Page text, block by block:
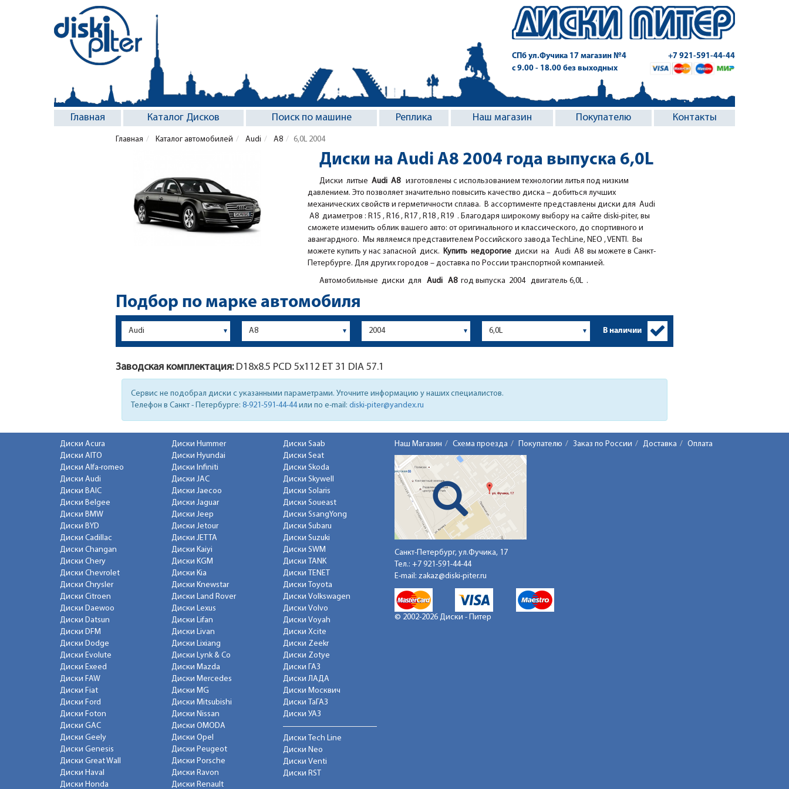
СПб ул.Фучика 17магазин №4
+7 921-591-44-44
с 9.00 - 18.00 без выходных
Главная Каталог Дисков Поиск по машине Реплика Наш магазин Покупателю Контакты
Главная Каталог автомобилей Audi A8 6,0L 2004
Диски на Audi A8 2004 года выпуска 6,0L
Диски литые Audi A8 изготовлены с использованием технологии литья под низким
давлением. Это позволяет значительно повысить качество диска – добиться лучших
механических свойств и герметичности сплава. В ассортименте представлены диски для Audi
A8 диаметров : R15 , R16 , R17 , R18 , R19 . Благодаря широкому выбору на сайте diski-piter, вы
сможете изменить облик вашего авто: от оригинального и классического, до спортивного и
авангардного. Мы являемся представителем Российского завода TechLine, NEO , VENTI. Вы
можете купить у нас запасной диск. Купить недорогие диски на Audi A8 вы можете в Санкт-
Петербурге. Для других городов – доставка по России транспортной компанией.
Автомобильные диски для
Audi A8год выпуска 2004 двигатель 6,0L .
Подбор по марке автомобиля
В наличии
Заводская комплектация: D18x8.5 PCD 5x112 ET 31 DIA 57.1
Сервис не подобрал диски с указанными параметрами. Уточните информацию у наших специалистов.
Телефон в Санкт - Петербурге: 8-921-591-44-44или по e-mail: diski-piter@yandex.ru
Диски Acura
Диски AITO
Диски Alfa-romeo
Диски Audi
Диски BAIC
Диски Belgee
Диски BMW
Диски BYD
Диски Cadillac
Диски Changan
Диски Chery
Диски Chevrolet
Диски Chrysler
Диски Citroen
Диски Daewoo
Диски Datsun
Диски DFM
Диски Dodge
Диски Evolute
Диски Exeed
Диски FAW
Диски Fiat
Диски Ford
Диски Foton
Диски GAC
Диски Geely
Диски Genesis
Диски Great Wall
Диски Haval
Диски Honda
Диски Hummer
Диски Hyundai
Диски Infiniti
Диски JAC
Диски Jaecoo
Диски Jaguar
Диски Jeep
Диски Jetour
Диски JETTA
Диски Kaiyi
Диски KGM
Диски Kia
Диски Knewstar
Диски Land Rover
Диски Lexus
Диски Lifan
Диски Livan
Диски Lixiang
Диски Lynk & Co
Диски Mazda
Диски Mercedes
Диски MG
Диски Mitsubishi
Диски Nissan
Диски OMODA
Диски Opel
Диски Peugeot
Диски Porsche
Диски Ravon
Диски Renault
Диски Saab
Диски Seat
Диски Skoda
Диски Skywell
Диски Solaris
Диски Soueast
Диски SsangYong
Диски Subaru
Диски Suzuki
Диски SWM
Диски TANK
Диски TENET
Диски Toyota
Диски Volkswagen
Диски Volvo
Диски Voyah
Диски Xcite
Диски Zeekr
Диски Zotye
Диски ГАЗ
Диски ЛАДА
Диски Москвич
Диски ТаГАЗ
Диски УАЗ
Диски Tech Line
Диски Neo
Диски Venti
Диски RST
Наш Магазин Схема проезда Покупателю Заказ по России Доставка Оплата
Санкт-Петербург, ул.Фучика, 17
Тел.: +7 921-591-44-44
E-mail: zakaz@diski-piter.ru
© 2002-2026 Диски - Питер